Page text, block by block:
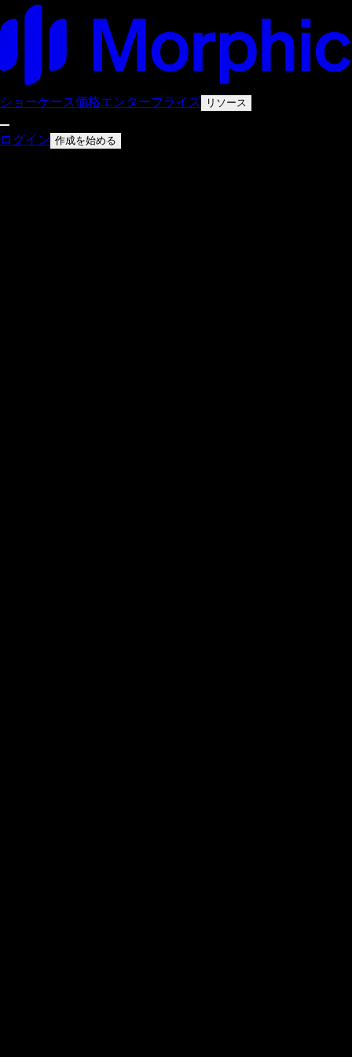
ショーケース価格エンタープライズ リソース
ログイン 作成を始める